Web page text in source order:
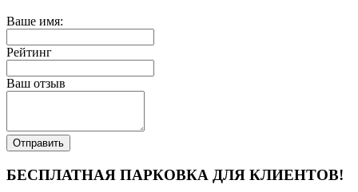
Ваше имя:
Рейтинг
Ваш отзыв
Отправить
БЕСПЛАТНАЯ ПАРКОВКА ДЛЯ КЛИЕНТОВ!